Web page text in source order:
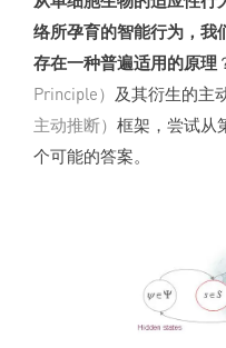
络所孕育的智能行为 ，
存在一种普遍适用的原理
Principle）
及其衍生的主
主动推断） 框架，尝试从
个可能的答案。